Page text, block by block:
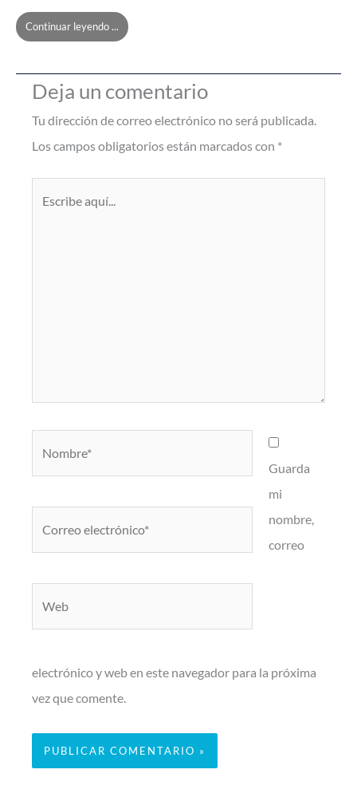
Continuar leyendo ...
Deja un comentario
Tu dirección de correo electrónico no será publicada.
Los campos obligatorios están marcados con *
Guarda
mi
nombre,
correo
electrónico y web en este navegador para la próxima
vez que comente.